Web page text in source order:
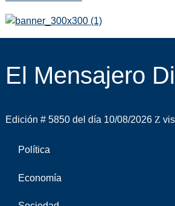
El Mensajero
Edición # 5850 del día 10/08/2026
Política
Economía